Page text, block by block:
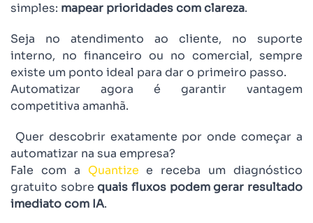
simples: mapear prioridades com clareza.
Seja no atendimento ao cliente, no suporte
interno, no financeiro ou no comercial, sempre
existe um ponto ideal para dar o primeiro passo.
Automatizar agora é garantir vantagem
competitiva amanhã.
Quer descobrir exatamente por onde começar a
automatizar na sua empresa?
Fale com a Quantize e receba um diagnóstico
gratuito sobrequais fluxos podem gerar resultado
imediato com IA.